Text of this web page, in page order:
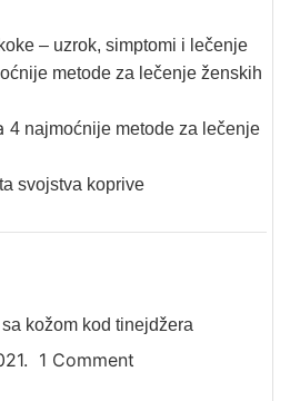
– uzrok, simptomi i lečenje
metode za lečenje ženskih
4 najmoćnije metode za lečenje
svojstva koprive
kožom kod tinejdžera
1 Comment